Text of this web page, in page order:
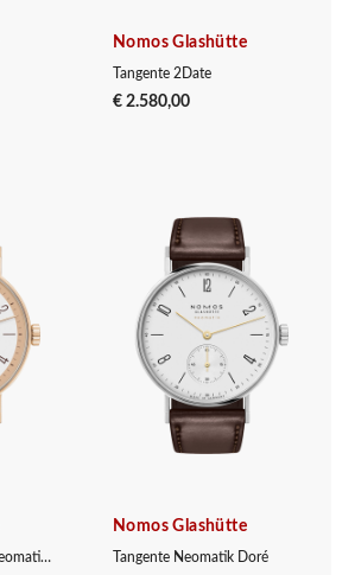
Nomos Glashütte
Tangente 2Date
€ 2.580,00
Tangente Roségold Neomatik – 175 Years Watchmaking Glashütte
Nomos Glashütte
Tangente Neomatik Doré